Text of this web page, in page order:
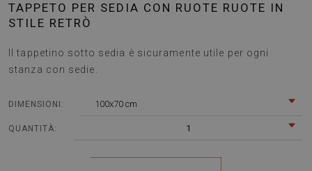
TAPPETO PER SEDIA CON RUOTE RUOTE IN
STILE RETRÒ
Il tappetino sotto sedia è sicuramente utile per ogni
stanza con sedie.
DIMENSIONI: 100x70 cm
QUANTITÀ: 1